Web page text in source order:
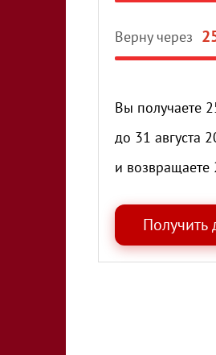
Верну через
Вы получаете
до 31 августа
и возвращаете